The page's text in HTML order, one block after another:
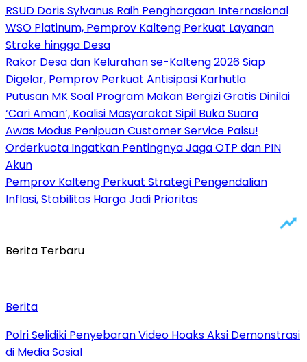
RSUD Doris Sylvanus Raih Penghargaan Internasional
WSO Platinum, Pemprov Kalteng Perkuat Layanan
Stroke hingga Desa
Rakor Desa dan Kelurahan se-Kalteng 2026 Siap
Digelar, Pemprov Perkuat Antisipasi Karhutla
Putusan MK Soal Program Makan Bergizi Gratis Dinilai
‘Cari Aman’, Koalisi Masyarakat Sipil Buka Suara
Awas Modus Penipuan Customer Service Palsu!
Orderkuota Ingatkan Pentingnya Jaga OTP dan PIN
Akun
Pemprov Kalteng Perkuat Strategi Pengendalian
Inflasi, Stabilitas Harga Jadi Prioritas
Berita Terbaru
Berita
Polri Selidiki Penyebaran Video Hoaks Aksi Demonstrasi
di Media Sosial